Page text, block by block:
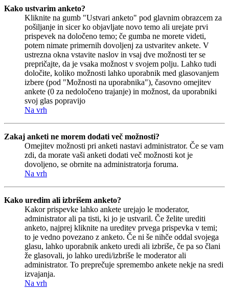
Kako ustvarim anketo?
Kliknite na gumb "Ustvari anketo" pod glavnim obrazcem za
pošiljanje in sicer ko objavljate novo temo ali urejate prvi
prispevek na določeno temo; če gumba ne morete videti,
potem nimate primernih dovoljenj za ustvaritev ankete. V
ustrezna okna vstavite naslov in vsaj dve možnosti ter se
prepričajte, da je vsaka možnost v svojem polju. Lahko tudi
določite, koliko možnosti lahko uporabnik med glasovanjem
izbere (pod "Možnosti na uporabnika"), časovno omejitev
ankete (0 za nedoločeno trajanje) in možnost, da uporabniki
svoj glas popravijo
Na vrh
Zakaj anketi ne morem dodati več možnosti?
Omejitev možnosti pri anketi nastavi administrator. Če se vam
zdi, da morate vaši anketi dodati več možnosti kot je
dovoljeno, se obrnite na administratorja foruma.
Na vrh
Kako uredim ali izbrišem anketo?
Kakor prispevke lahko ankete urejajo le moderator,
administrator ali pa tisti, ki jo je ustvaril. Če želite urediti
anketo, najprej kliknite na ureditev prvega prispevka v temi;
to je vedno povezano z anketo. Če ni še nihče oddal svojega
glasu, lahko uporabnik anketo uredi ali izbriše, če pa so člani
že glasovali, jo lahko uredi/izbriše le moderator ali
administrator. To preprečuje spremembo ankete nekje na sredi
izvajanja.
Na vrh